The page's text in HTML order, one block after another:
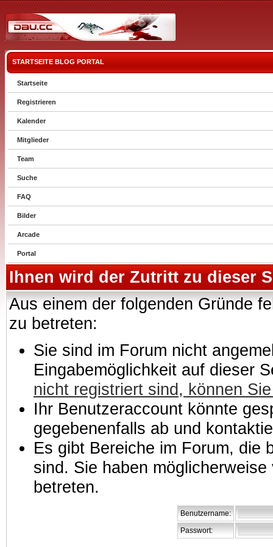
STARTSEITE BLOG PORTAL
Startseite
Registrieren
Kalender
Mitglieder
Team
Suche
FAQ
Bilder
Arcade
Portal
Ihnen wird der Zutritt zu dieser
Aus einem der folgenden Gründe
zu betreten:
Sie sind im Forum nicht
Eingabemöglichkeit auf dieser
nicht registriert sind, können
Ihr Benutzeraccount könnte
gegebenenfalls ab und
Es gibt Bereiche im Forum, die
sind. Sie haben
betreten.
Benutzername:
Passwort: